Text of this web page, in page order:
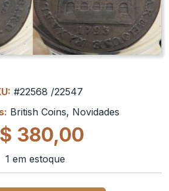
#22568 /22547
British Coins, Novidades
380,00
1 em estoque